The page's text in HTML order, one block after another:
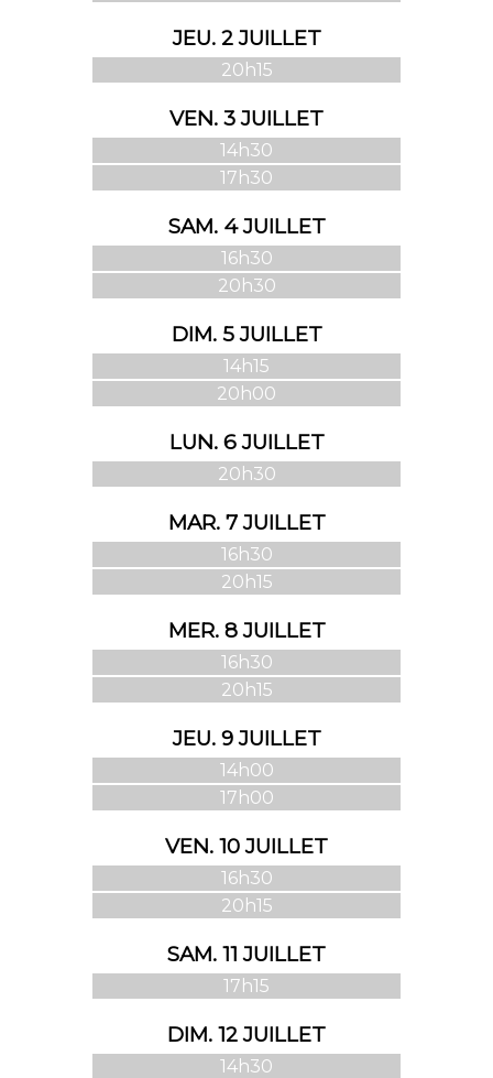
JEU. 2 JUILLET
20h15
VEN. 3 JUILLET
14h30
17h30
SAM. 4 JUILLET
16h30
20h30
DIM. 5 JUILLET
14h15
20h00
LUN. 6 JUILLET
20h30
MAR. 7 JUILLET
16h30
20h15
MER. 8 JUILLET
16h30
20h15
JEU. 9 JUILLET
14h00
17h00
VEN. 10 JUILLET
16h30
20h15
SAM. 11 JUILLET
17h15
DIM. 12 JUILLET
14h30